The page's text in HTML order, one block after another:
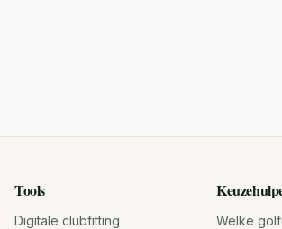
Tools
Digitale clubfitting
Welke